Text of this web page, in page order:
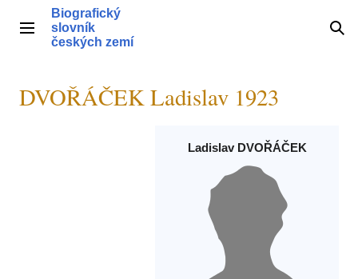
obsahHlavní menu
Biografický
slovník
českých zemí
DVOŘÁČEK Ladislav 1923
Ladislav DVOŘÁČEK